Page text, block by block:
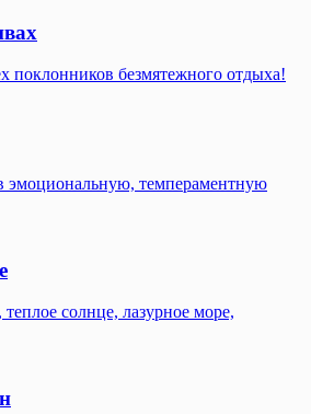
поклонников безмятежного отдыха!
эмоциональную, темпераментную
солнце, лазурное море,